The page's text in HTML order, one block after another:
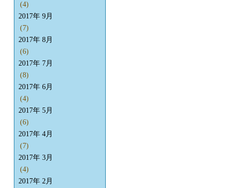
(4)
2017年 9月
(7)
2017年 8月
(6)
2017年 7月
(8)
2017年 6月
(4)
2017年 5月
(6)
2017年 4月
(7)
2017年 3月
(4)
2017年 2月